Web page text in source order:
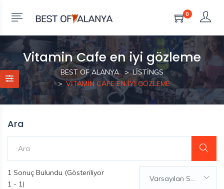
0
Vitamin Cafe en iyi gözleme
BEST OF ALANYA
LISTINGS
VITAMIN CAFE EN IYI GÖZLEME
Ara
1 Sonuç Bulundu (Gösteriliyor
1 - 1)
Varsayılan Sıralama